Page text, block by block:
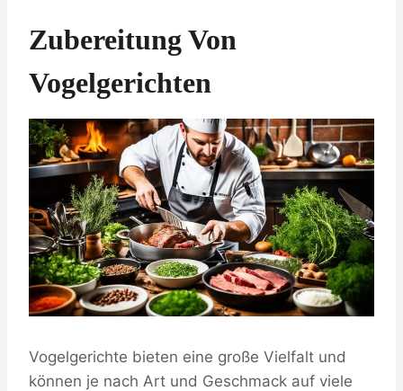
Zubereitung Von
Vogelgerichten
Vogelgerichte bieten eine große Vielfalt und
können je nach Art und Geschmack auf viele